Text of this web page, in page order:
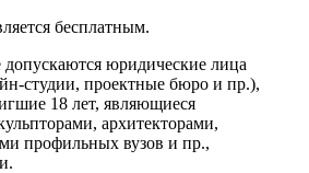
бесплатным.
юридические лица
студии, проектные бюро и пр.),
18 лет, являющиеся
архитекторами,
профильных вузов и пр.,